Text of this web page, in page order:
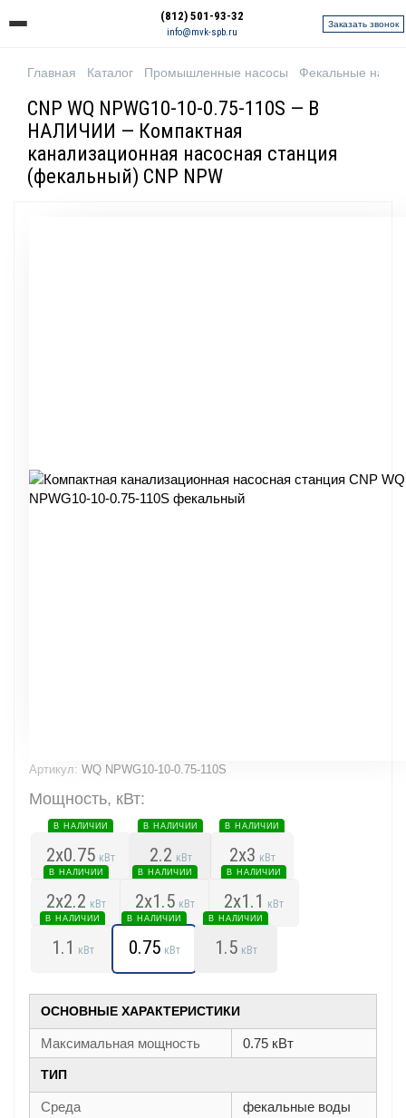
(812) 501-93-32
info@mvk-spb.ru
Заказать звонок
Главная Каталог Промышленные насосы Фекальные
CNP WQ NPWG10-10-0.75-110S — В
НАЛИЧИИ — Компактная
канализационная насосная станция
(фекальный) CNP NPW
Артикул: WQ NPWG10-10-0.75-110S
Мощность, кВт:
2x0.75
В НАЛИЧИИ
кВт 2.2
В НАЛИЧИИ
кВт 2x3
В НАЛИЧИИ
кВт
2x2.2
В НАЛИЧИИ
кВт 2x1.5
В НАЛИЧИИ
кВт 2x1.1
В НАЛИЧИИ
кВт
1.1
В НАЛИЧИИ
кВт 0.75
В НАЛИЧИИ
кВт 1.5
В НАЛИЧИИ
кВт
ОСНОВНЫЕ ХАРАКТЕРИСТИКИ
Максимальная мощность 0.75 кВт
ТИП
Среда
фекальные воды